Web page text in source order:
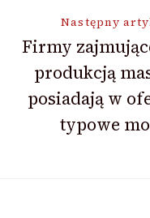
Następny
Firmy
produkcją
posiadają w
typowe